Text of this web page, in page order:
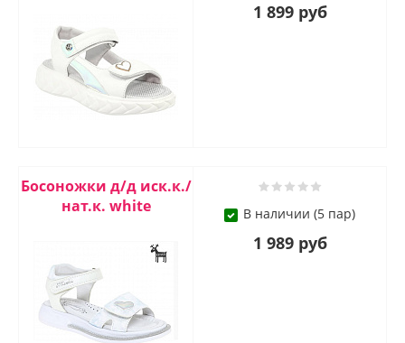
1 899 руб
Босоножки д/д иск.к./
нат.к. white
В наличии (5 пар)
1 989 руб